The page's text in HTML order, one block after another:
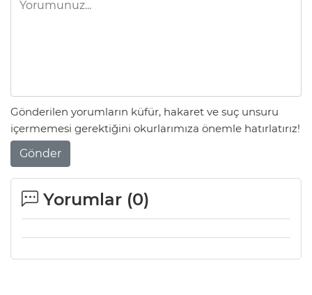
Gönderilen yorumların küfür, hakaret ve suç unsuru
içermemesi gerektiğini okurlarımıza önemle hatırlatırız!
Gönder
Yorumlar (0)